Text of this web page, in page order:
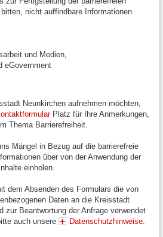
nicht auffindbare Informationen
und Medien,
eGovernment
Neunkirchen aufnehmen möchten,
Platz für Ihre Anmerkungen,
Thema Barrierefreiheit.
Mängel in Bezug auf die barrierefreie
über von der Anwendung der
einholen.
dem Absenden des Formulars die von
Daten an die Kreisstadt
zur Beantwortung der Anfrage verwendet
auch unsere
Datenschutzhinweise